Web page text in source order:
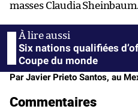
masses Claudia Sheinbaum.
Six nations qualifiées
Coupe du monde
Par Javier Prieto Santos, au
Commentaires